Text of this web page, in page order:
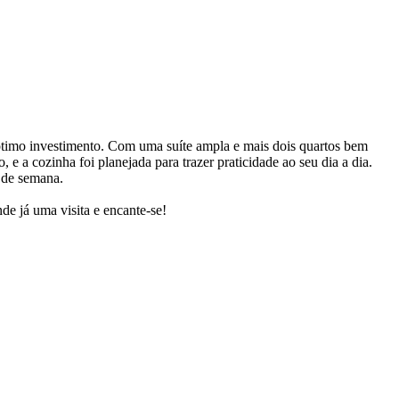
investimento. Com uma suíte ampla e mais dois quartos bem
e a cozinha foi planejada para trazer praticidade ao seu dia a dia.
semana.
já uma visita e encante-se!